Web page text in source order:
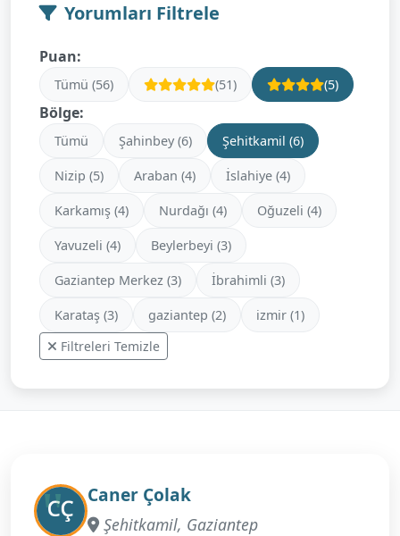
Yorumları Filtrele
Puan:
Tümü (56) (51) (5)
Bölge:
Tümü Şahinbey (6) Şehitkamil (6)
Nizip (5) Araban (4) İslahiye (4)
Karkamış (4) Nurdağı (4) Oğuzeli (4)
Yavuzeli (4) Beylerbeyi (3)
Gaziantep Merkez (3) İbrahimli (3)
Karataş (3) gaziantep (2)
izmir (1)
Filtreleri Temizle
Caner Çolak
Şehitkamil, Gaziantep